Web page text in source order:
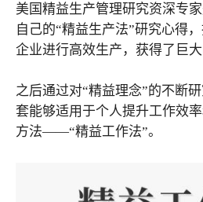
美国精益生产管理研究资深专
自己的“精益生产法”研究心得
企业进行高效生产，获得了巨大
之后通过对“精益理念”的不断
套能够适用于个人提升工作效
方法——“精益工作法”。